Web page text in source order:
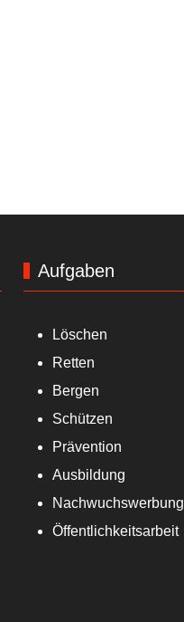
Aufgaben
Löschen
Retten
Bergen
Schützen
Prävention
Ausbildung
Nachwuchswerbung
Öffentlichkeitsarbeit